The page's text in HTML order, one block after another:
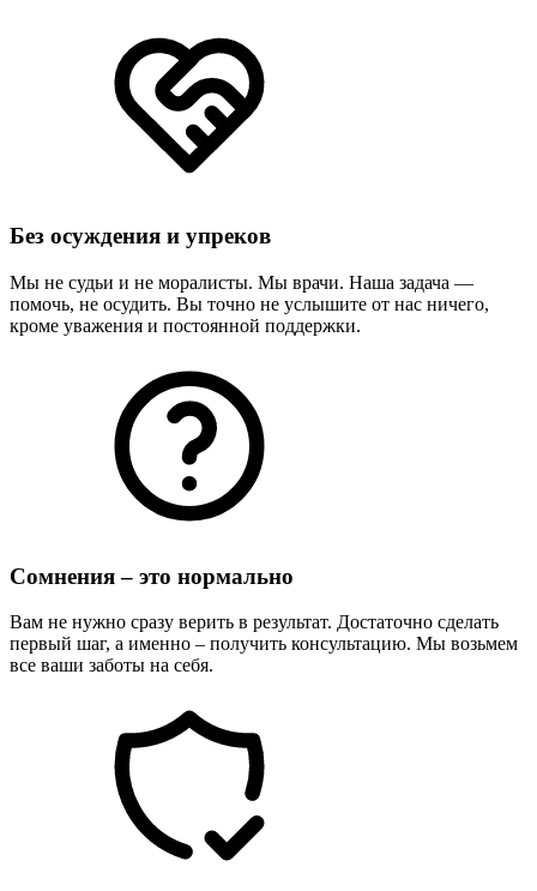
Без осуждения и упреков
Мы не судьи и не моралисты. Мы врачи. Наша задача —
помочь, не осудить. Вы точно не услышите от нас ничего,
кроме уважения и постоянной поддержки.
Сомнения – это нормально
Вам не нужно сразу верить в результат. Достаточно сделать
первый шаг, а именно – получить консультацию. Мы возьмем
все ваши заботы на себя.